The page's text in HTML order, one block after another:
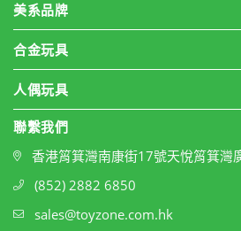
美系品牌
合金玩具
人偶玩具
聯繫我們
香港筲箕灣南康街17號天悅筲箕灣
(852) 2882 6850
sales@toyzone.com.hk